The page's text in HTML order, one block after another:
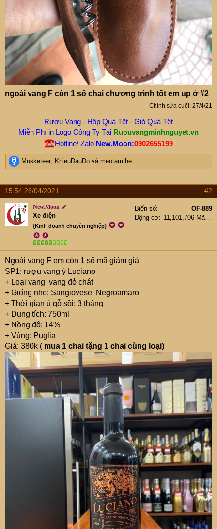
ngoài vang F còn 1 số chai chương trình tốt em up ở #2
Chỉnh sửa cuối: 27/4/21
Rượu Vang - Hộp Quà Tết - Giỏ Quà Tết
Miễn Phí in Logo Công Ty Tại Ruouvangminhnguyet.vn
Hotline/ Zalo New.Moon:0902655199
R
e
c
t
i
o
n
Musketeer KhieuDauDo và meotamthe
15:54 26/04/2021 #2
New.Moon
Xe điện
{Kinh doanh chuyên nghiệp} ✪ ✪
✪ ✪
Biển số
OF-889
Động cơ
Ngoài vang F em còn 1 số mã giảm giá
SP1: rượu vang ý Luciano
+ Loại vang: vang đỏ chát
+ Giống nho: Sangiovese, Negroamaro
+ Thời gian ủ gỗ sồi: 3 tháng
+ Dung tích: 750ml
+ Nồng độ: 14%
+ Vùng: Puglia
Giá: 380k ( mua 1 chai tặng 1 chai cùng loại)